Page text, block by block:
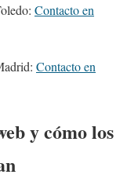
Contacto en
Contacto en
y cómo los